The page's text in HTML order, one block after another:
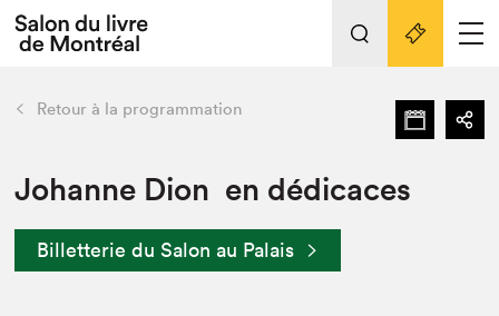
L'événement
Préparer sa visite au Salon
Actualités
retour Nos activités
Préparer sa visite
Liens pratiques
Retour à la programmation
Johanne Dion en dédicaces
Billetterie du Salon au Palais